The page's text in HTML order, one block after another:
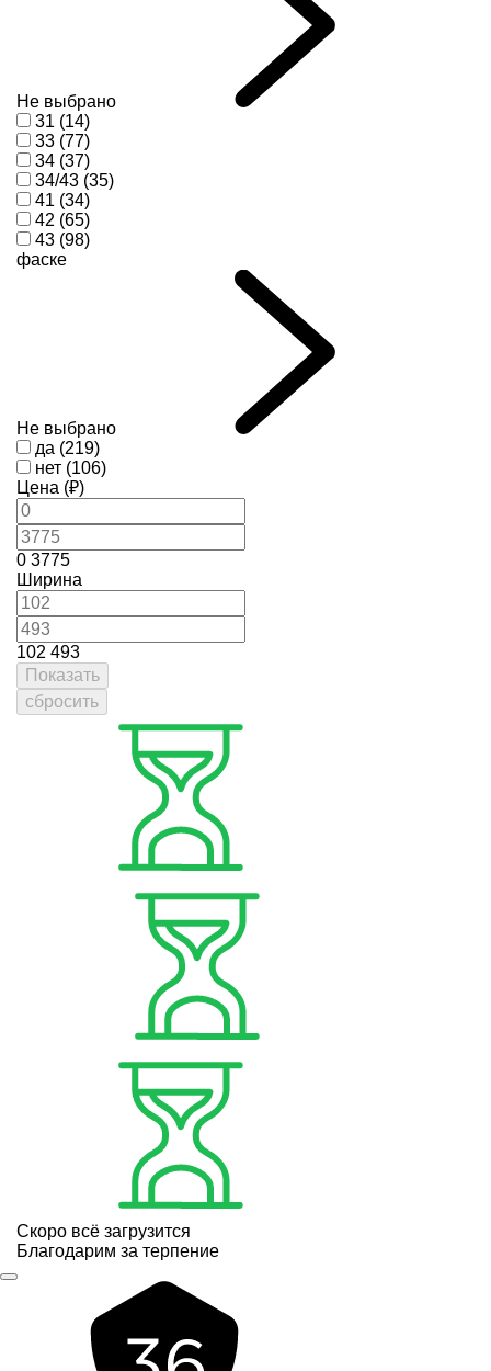
Не выбрано
31 (14)
33 (77)
34 (37)
34/43 (35)
41 (34)
42 (65)
43 (98)
фаске
Не выбрано
да (219)
нет (106)
Цена (₽)
0 3775
Ширина
102 493
Показать
сбросить
Скоро всё загрузится
Благодарим за терпение